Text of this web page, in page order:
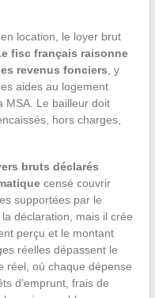
location, le loyer brut
fisc français raisonne
revenus fonciers , y
aides au logement
MSA. Le bailleur doit
hors charges,
bruts déclarés
censé couvrir
supportées par le
déclaration, mais il crée
perçu et le montant
réelles dépassent le
réel, où chaque dépense
d’emprunt, frais de